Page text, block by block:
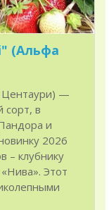
(Альфа
Центаури) —
сорт, в
и
2026
– клубнику
Этот